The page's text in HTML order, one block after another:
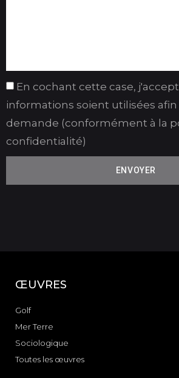
En cochant cette case,
informations soient utilisées
demande (conformément à la
confidentialité)
ENVOYER
ŒUVRES
Golf
Mer Terre
Sociologique
Toutes les œuvres